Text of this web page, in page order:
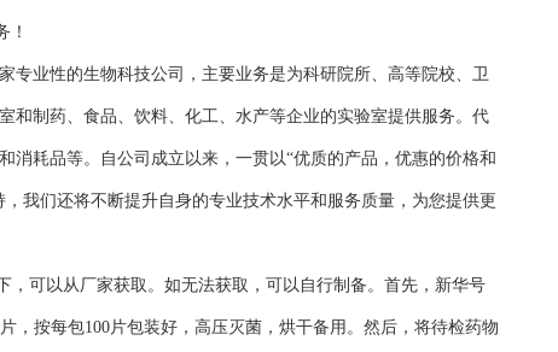
！
专业性的生物科技公司，主要业务是为科研院所、高等院校、卫
和制药、食品、饮料、化工、水产等企业的实验室提供服务。代
消耗品等。自公司成立以来，一贯以“优质的产品，优惠的价格和
我们还将不断提升自身的专业技术水平和服务质量，为您提供更
，可以从厂家获取。如无法获取，可以自行制备。首先，新华号
，按每包100片包装好，高压灭菌，烘干备用。然后，将待检药物